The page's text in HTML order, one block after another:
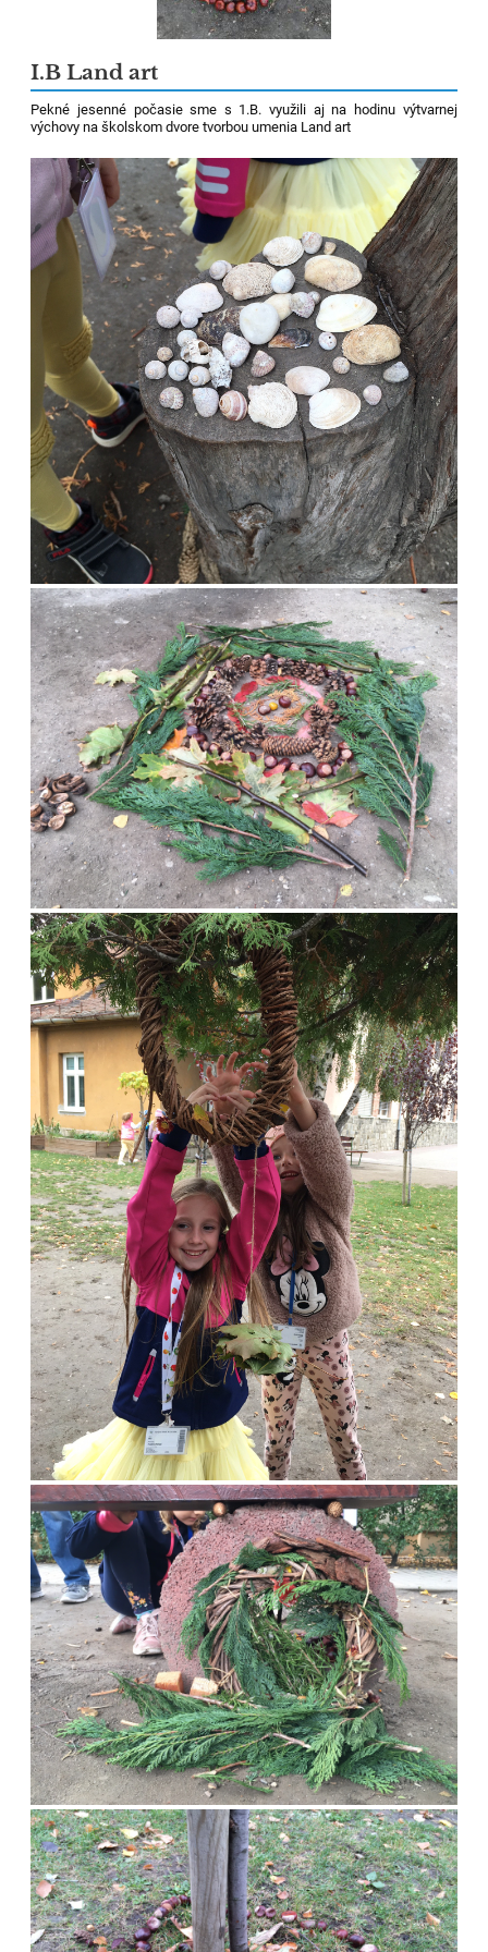
I.B Land art
Pekné jesenné počasie sme s 1.B. využili aj na hodinu výtvarnej
výchovy na školskom dvore tvorbou umenia Land art